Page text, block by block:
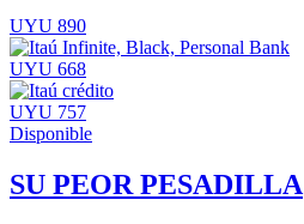
UYU 890
UYU 668
UYU 757
Disponible
SU PEOR PESADILLA